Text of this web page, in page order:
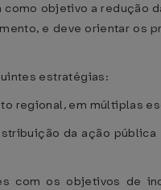
como objetivo a
e deve orientar os
estratégias:
regional, em múltiplas
da ação
com os objetivos de